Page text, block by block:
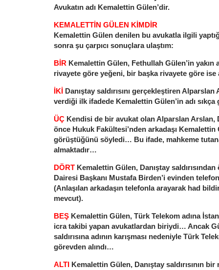
Avukatın adı Kemalettin Gülen’dir.
KEMALETTİN GÜLEN KİMDİR
Kemalettin Gülen denilen bu avukatla ilgili
sonra şu çarpıcı sonuçlara ulaştım:
BİR Kemalettin Gülen, Fethullah Gülen’in yakın
rivayete göre yeğeni, bir başka rivayete göre
İKİ Danıştay saldırısını gerçekleştiren Alparslan
verdiği ilk ifadede Kemalettin Gülen’in adı
ÜÇ Kendisi de bir avukat olan Alparslan Arslan,
önce Hukuk Fakültesi’nden arkadaşı Kemalettin
görüştüğünü söyledi… Bu ifade, mahkeme
almaktadır…
DÖRT Kemalettin Gülen, Danıştay
Dairesi Başkanı Mustafa Birden’i evinden
(Anlaşılan arkadaşın telefonla arayarak had
mevcut).
BEŞ Kemalettin Gülen, Türk Telekom adına
icra takibi yapan avukatlardan biriydi… Ancak
saldırısına adının karışması nedeniyle Türk
görevden alındı…
ALTI Kemalettin Gülen, Danıştay saldırısının bir